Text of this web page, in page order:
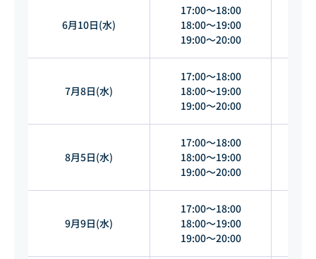
6月10日(水)
17:00～18:00
18:00～19:00
19:00～20:00
7月8日(水)
17:00～18:00
18:00～19:00
19:00～20:00
8月5日(水)
17:00～18:00
18:00～19:00
19:00～20:00
9月9日(水)
17:00～18:00
18:00～19:00
19:00～20:00